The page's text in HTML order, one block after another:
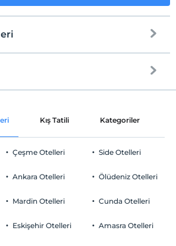
Ortak alanlar ve tüm odalar
Ücretli Özel Otopark
ücretsizdir.
Kış Tatili Kategoriler
Çeşme Otelleri
Ankara Otelleri
Mardin Otelleri
Eskişehir Otelleri
Side Otelleri
Ölüdeniz Otelleri
Cunda Otelleri
Amasra Otelleri